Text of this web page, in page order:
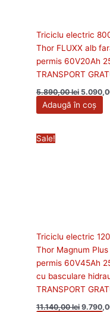
Triciclu electric
Thor FLUXX alb
permis 60V20Ah
TRANSPORT
5.890,00lei
Adaugă în coș
Sale!
Triciclu electric
Thor Magnum
permis 60V45Ah
cu basculare
TRANSPORT
11.140,00lei